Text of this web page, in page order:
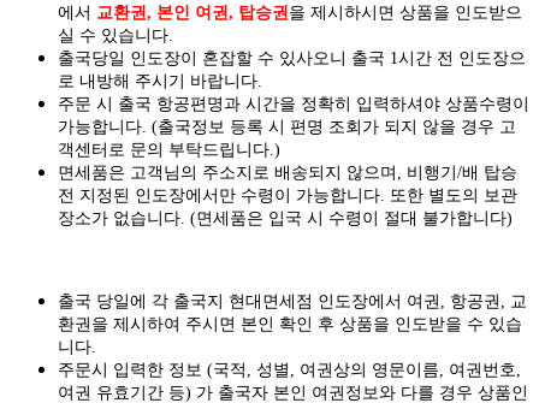
에서 교환권, 본인 여권, 탑승권 을 제시하시면 상품을 인도 받으
실 수 있습니다.
출국당일 인도장이 혼잡할 수 있사오니 출국 1시간 전 인도장으
로 내방해 주시기 바랍니다.
주문 시 출국 항공편명과 시간을 정확히 입력하셔야 상품수령이
가능합니다. (출국정보 등록 시 편명 조회가 되지 않을 경우 고
객센터로 문의 부탁드립니다.)
면세품은 고객님의 주소지로 배송되지 않으며, 비행기/배 탑승
전 지정된 인도장에서만 수령이 가능합니다. 또한 별도의 보관
장소가 없습니다. (면세품은 입국 시 수령이 절대 불가합니다)
출국 당일에 각 출국지 현대면세점 인도장에서 여권, 항공권, 교
환권을 제시하여 주시면 본인 확인 후 상품을 인도받을 수 있습
니다.
주문시 입력한 정보 (국적, 성별, 여권상의 영문이름, 여권번호,
여권 유효기간 등) 가 출국자 본인 여권정보와 다를 경우 상품인